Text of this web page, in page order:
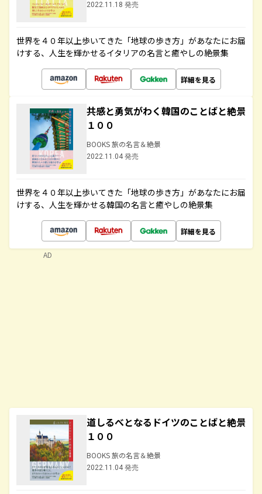
2022.11.18 発売
世界を４０年以上歩いてきた「地球の歩き方」があなたにお届
けする、人生を輝かせるイタリアの名言と癒やしの絶景集
詳細を見る
共感と勇気がわく韓国のことばと絶景
１００
BOOKS 旅の名言＆絶景
2022.11.04 発売
世界を４０年以上歩いてきた「地球の歩き方」があなたにお届
けする、人生を輝かせる韓国の名言と癒やしの絶景集
詳細を見る
道しるべとなるドイツのことばと絶景
１００
BOOKS 旅の名言＆絶景
2022.11.04 発売
AD